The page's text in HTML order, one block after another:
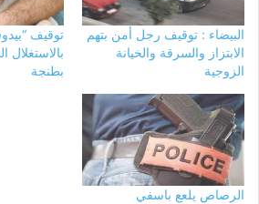
البيضاء : توقيف رجل أمن بتهم
الابتزاز والسرقة والخيانة
الزوجية
توقيف
بالاستغلال
بطنجة
الرصاص يلعع باسفي